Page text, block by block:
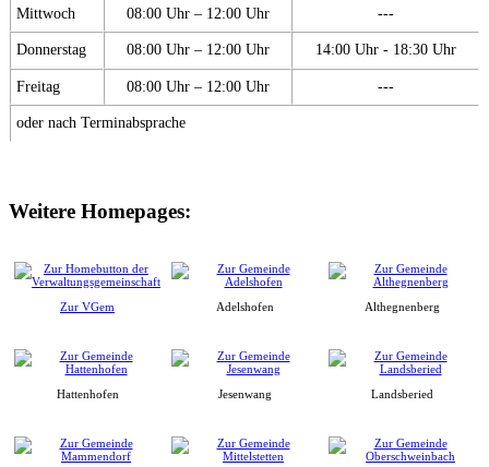
Mittwoch 08:00 Uhr – 12:00 Uhr ---
Donnerstag 08:00 Uhr – 12:00 Uhr 14:00 Uhr - 18:30 Uhr
Freitag 08:00 Uhr – 12:00 Uhr ---
oder nach Terminabsprache
Weitere Homepages:
Zur VGem Adelshofen Althegnenberg
Hattenhofen Jesenwang Landsberied